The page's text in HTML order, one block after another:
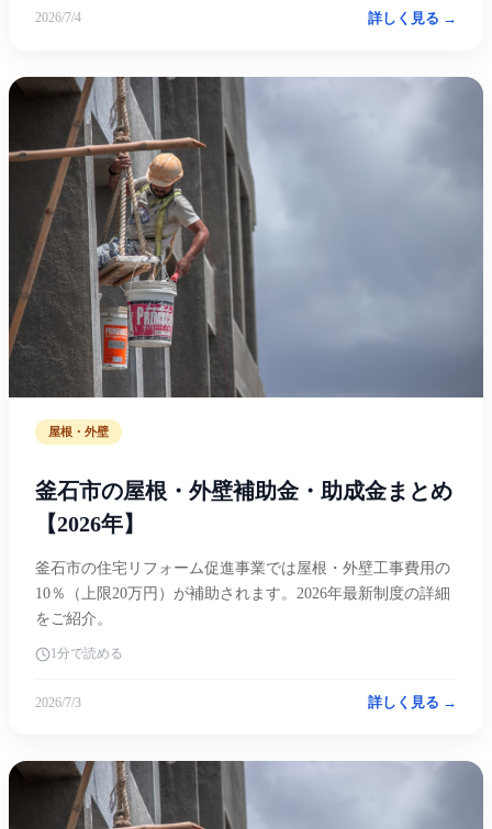
2026/7/4 詳しく見る →
屋根・外壁
釜石市の屋根・外壁補助金・助成金まとめ
【2026年】
釜石市の住宅リフォーム促進事業では屋根・外壁工事費用の
10％（上限20万円）が補助されます。2026年最新制度の詳細
をご紹介。
1分で読める
2026/7/3 詳しく見る →